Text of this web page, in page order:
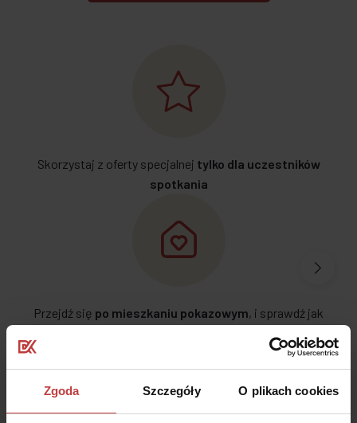
Zgoda Szczegóły O plikach cookies
Skorzystaj z oferty specjalnej tylko dla uczestników
spotkania
Przejdź się po mieszkaniu pokazowym, i sprawdź jak